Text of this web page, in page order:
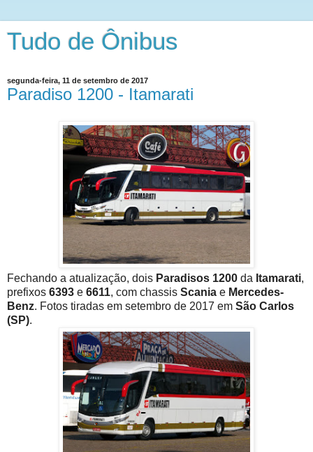
Tudo de Ônibus
segunda-feira, 11 de setembro de 2017
Paradiso 1200 - Itamarati
Fechando a atualização, dois Paradisos 1200 da Itamarati,
prefixos 6393 e 6611, com chassis Scania e Mercedes-
Benz. Fotos tiradas em setembro de 2017 em São Carlos
(SP).